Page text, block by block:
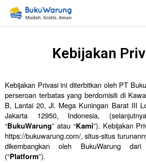
Kebijakan
Kebijakan Privasi ini diterbitkan oleh PT
perseroan terbatas yang berdomisili di
B, Lantai 20, Jl. Mega Kuningan Barat III
Jakarta 12950, Indonesia,
“BukuWarung” atau “Kami”). Kebijakan
https://bukuwarung.com/, situs-situs
dikembangkan oleh BukuWarung
(“Platform”).